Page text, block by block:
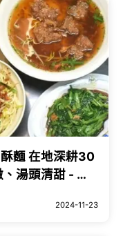
麵 在地深耕30
湯頭清甜 - 就
鑑
2024-11-23